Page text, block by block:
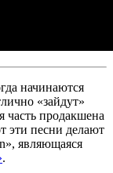
начинаются
«зайдут»
часть продакшена
эти песни делают
, являющаяся
.